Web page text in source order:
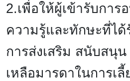
2.เพื่อให้ผู้เข้ารับการ
ความรู้และทักษะที่ได้
การส่งเสริม สนับสนุ
เหลือมารดาในการเ